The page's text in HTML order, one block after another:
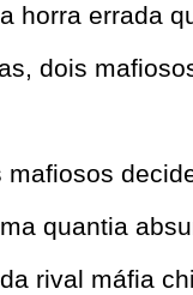
horra errada
dois
quantia
rival máfia